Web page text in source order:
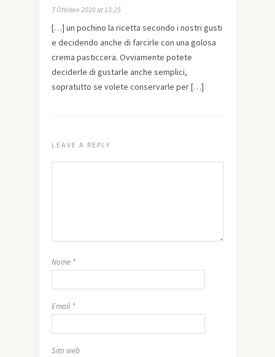
7 Ottobre 2020 at 13:25
[…] un pochino la ricetta secondo i nostri gusti
e decidendo anche di farcirle con una golosa
crema pasticcera. Ovviamente potete
deciderle di gustarle anche semplici,
sopratutto se volete conservarle per […]
LEAVE A REPLY
Nome *
Email *
Sito web